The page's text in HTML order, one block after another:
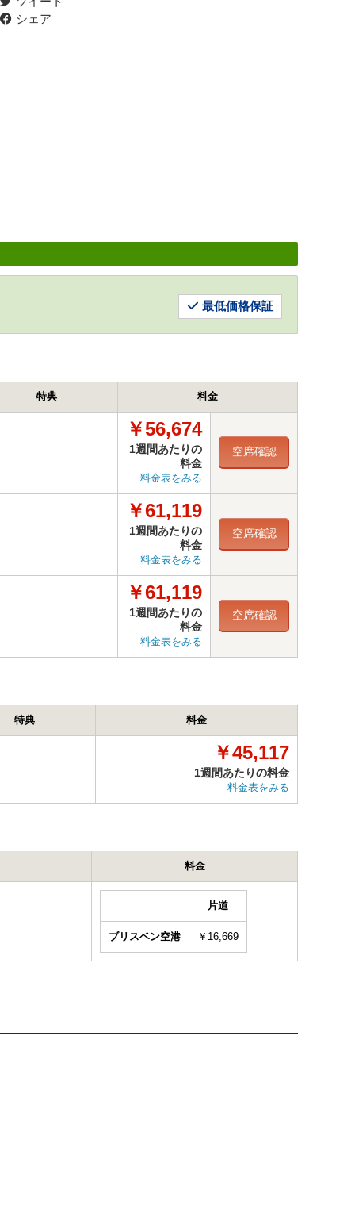
シェア
最低価格保証
特典 料金
￥56,674
1週間あたりの
料金
料金表をみる
空席確認
￥61,119
1週間あたりの
料金
料金表をみる
空席確認
￥61,119
1週間あたりの
料金
料金表をみる
空席確認
特典 料金
￥45,117
1週間あたりの料金
料金表をみる
料金
片道
ブリスベン空港 ￥16,669